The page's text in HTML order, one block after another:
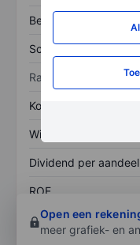
Bezittingen
Schulden
Ratio's
Koers/omzetratio
Winst per aandeel
Dividend per aandeel
ROE
Open een
meer grafiek- en